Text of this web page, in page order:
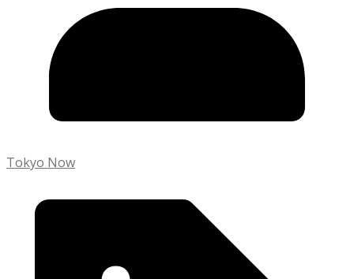
Tokyo Now